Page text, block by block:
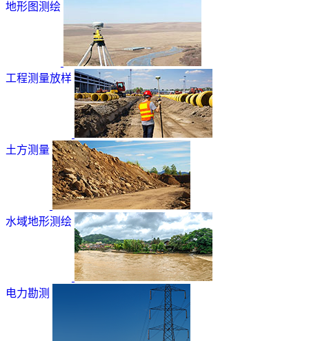
地形图测绘
工程测量放样
土方测量
水域地形测绘
电力勘测